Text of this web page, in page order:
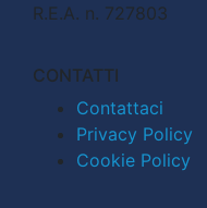
R.E.A. n. 727803
CONTATTI
Contattaci
Privacy Policy
Cookie Policy